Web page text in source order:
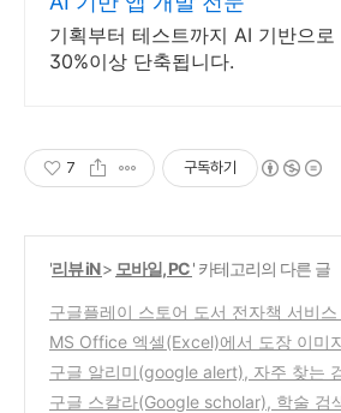
기획부터 테스트까지 AI 기반으
30%이상 단축됩니다.
7 구독하기
'리뷰 iN> 모바일, PC' 카테고리의 다른 글
구글플레이 스토어 도서 전자책 서비스
(Google Play Store Books), PC컴퓨터
웹, 안드로이드, 아이폰, 아이패드에서
을 보는 앱과 홈페이지 오픈과 사용방법
MS Office 엑셀(Excel)에서 도장 이미
배경을 투명하게 만드는 방법
(19)
구글 알리미(google alert), 자주 찾는
과를 email로 받아보는 기능의 구글 서
구글 스칼라(Google scholar), 학술 검